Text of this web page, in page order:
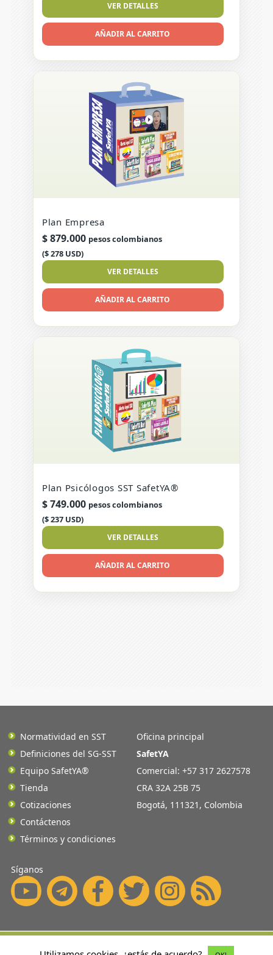
VER DETALLES
AÑADIR AL CARRITO
Plan Empresa
$879.000 pesos colombianos
($ 278 USD)
VER DETALLES
AÑADIR AL CARRITO
Plan Psicólogos SST SafetYA®
$749.000 pesos colombianos
($ 237 USD)
VER DETALLES
AÑADIR AL CARRITO
Normatividad en SST
Definiciones del SG-SST
Equipo SafetYA®
Tienda
Cotizaciones
Contáctenos
Términos y condiciones
Oficina principal
SafetYA
Comercial: +57 317 2627578
CRA 32A 25B 75
Bogotá, 111321 , Colombia
Síganos